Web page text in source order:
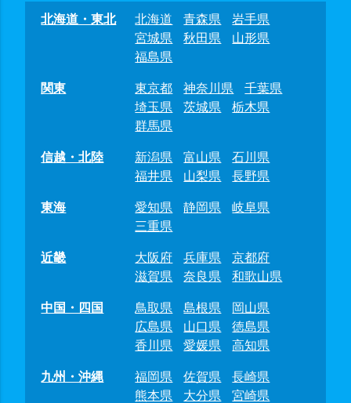
北海道・東北 北海道 青森県
岩手県
宮城県
秋田県
山形県
福島県
関東
東京都 神奈川県
千葉県
埼玉県
茨城県
栃木県
群馬県
信越・北陸
新潟県 富山県
石川県
福井県
山梨県
長野県
東海
愛知県 静岡県
岐阜県
三重県
近畿
大阪府 兵庫県
京都府
滋賀県
奈良県
和歌山県
中国・四国
鳥取県 島根県
岡山県
広島県
山口県
徳島県
香川県
愛媛県
高知県
九州・沖縄
福岡県 佐賀県
長崎県
熊本県
大分県 宮崎県